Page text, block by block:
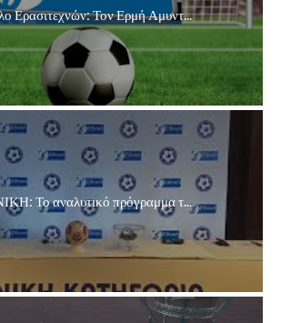
Ερασιτεχνών: Τον Ερμή Αμυντ...
Το αναλυτικό πρόγραμμα τ...